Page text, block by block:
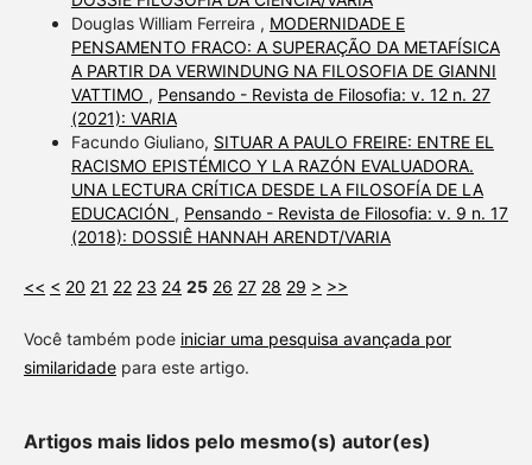
Douglas William Ferreira , MODERNIDADE E
PENSAMENTO FRACO: A SUPERAÇÃO DA METAFÍSICA
A PARTIR DA VERWINDUNG NA FILOSOFIA DE GIANNI
VATTIMO , Pensando - Revista de Filosofia: v. 12 n. 27
(2021): VARIA
Facundo Giuliano, SITUAR A PAULO FREIRE: ENTRE EL
RACISMO EPISTÉMICO Y LA RAZÓN EVALUADORA.
UNA LECTURA CRÍTICA DESDE LA FILOSOFÍA DE LA
EDUCACIÓN , Pensando - Revista de Filosofia: v. 9 n. 17
(2018): DOSSIÊ HANNAH ARENDT/VARIA
<< < 20 21 22 23 24 25 26 27 28 29 > >>
Você também pode iniciar uma pesquisa avançada por
similaridadepara este artigo.
Artigos mais lidos pelo mesmo(s) autor(es)